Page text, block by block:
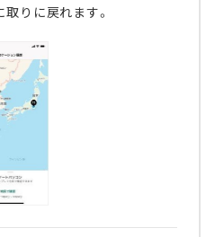
りに戻れます。